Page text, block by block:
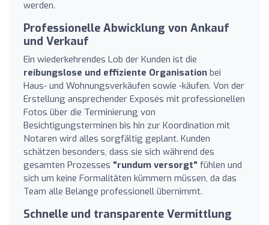
werden.
Professionelle Abwicklung von Ankauf
und Verkauf
Ein wiederkehrendes Lob der Kunden ist die
reibungslose und effiziente Organisation bei
Haus- und Wohnungsverkäufen sowie -käufen. Von der
Erstellung ansprechender Exposés mit professionellen
Fotos über die Terminierung von
Besichtigungsterminen bis hin zur Koordination mit
Notaren wird alles sorgfältig geplant. Kunden
schätzen besonders, dass sie sich während des
gesamten Prozesses "rundum versorgt" fühlen und
sich um keine Formalitäten kümmern müssen, da das
Team alle Belange professionell übernimmt.
Schnelle und transparente Vermittlung